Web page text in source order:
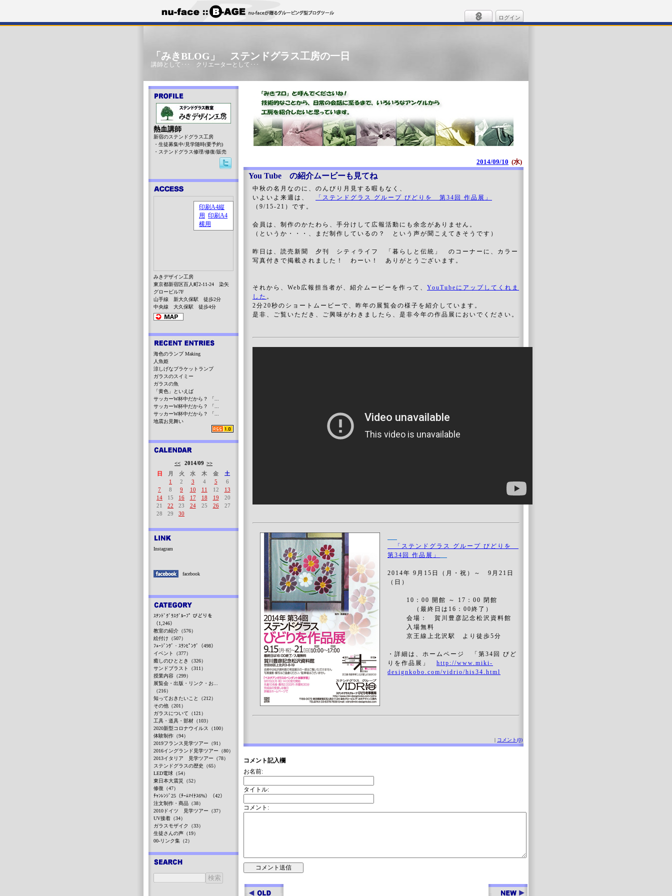
ログイン
「みきBLOG」 ステンドグラス工房の一日
講師として･･･ クリエーターとして･･･
2014/09/10 (水)
You Tube の紹介ムービーも見てね
中秋の名月なのに、のんびり月見する暇もなく、
いよいよ来週は、
「ステンドグラス グループ びどりを 第34回 作品展」
（9/15-21）です。
会員は、制作のかたわら、手分けして広報活動にも余念がありません。
（というか・・・、まだ制作しているの？ という声が聞こえてきそうです）
昨日は、読売新聞 夕刊 シティライフ 「暮らしと伝統」 のコーナーに、カラー
写真付きで掲載されました！ わーい！ ありがとうございます。
それから、Web広報担当者が、紹介ムービーを作って、 YouTubeにアップしてくれま
した 。
2分20秒のショートムービーで、昨年の展覧会の様子を紹介しています。
是非、ご覧いただき、ご興味がわきましたら、是非今年の作品展においでください。
「ステンドグラス グループ びどりを
第34回 作品展」
2014年 9月15日（月・祝）～ 9月21日
（日）
10：00 開館 ～ 17：00 閉館
（最終日は16：00終了）
会場： 賀川豊彦記念松沢資料館
入場無料
京王線上北沢駅 より徒歩5分
・詳細は、ホームページ 「第34回 びど
りを作品展」 http://www.miki-
designkobo.com/vidrio/his34.html
| コメント(0)
コメント記入欄
お名前:
タイトル:
コメント:
熱血講師
新宿のステンドグラス工房
・生徒募集中/見学随時(要予約)
・ステンドグラス修理/修復/販売
みきデザイン工房
東京都新宿区百人町2-11-24 染矢
グロービル7F
山手線 新大久保駅 徒歩2分
中央線 大久保駅 徒歩4分
海色のランプ Making
人魚姫
涼しげなブラケットランプ
ガラスのスイミー
ガラスの魚
「黄色」といえば
サッカーW杯中だから？ 「...
サッカーW杯中だから？ 「...
サッカーW杯中だから？ 「...
地震お見舞い
<< 2014/09 >>
日
月 火 水 木 金
土
1
2 3 4 5
6
7
8 9 10 11 12
13
14
15 16 17 18 19
20
21
22 23 24 25 26
27
28
29 30
Instagram
facebook
ｽﾃﾝﾄﾞｸﾞﾗｽｸﾞﾙｰﾌﾟ びどりを
（1,246）
教室の紹介（576）
絵付け（507）
ﾌｭｰｼﾞﾝｸﾞ・ｽﾗﾝﾋﾟﾝｸﾞ（498）
イベント（377）
癒しのひととき（326）
サンドブラスト（311）
授業内容（299）
展覧会・出版・リンク・お...
（216）
知っておきたいこと（212）
その他（201）
ガラスについて（121）
工具・道具・部材（103）
2020新型コロナウイルス（100）
体験制作（94）
2019フランス見学ツアー（91）
2016イングランド見学ツアー（80）
2013イタリア 見学ツアー（78）
ステンドグラスの歴史（65）
LED電球（54）
東日本大震災（52）
修復（47）
ﾁｬﾝﾚﾝｼﾞ25（ﾁｰﾑﾏｲﾅｽ6%）（42）
注文制作・商品（38）
2010ドイツ 見学ツアー（37）
UV接着（34）
ガラスモザイク（33）
生徒さんの声（19）
00-リンク集（2）